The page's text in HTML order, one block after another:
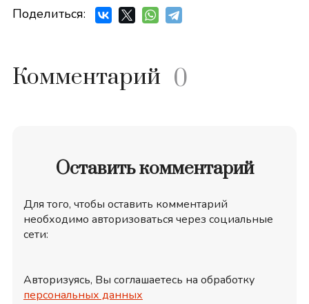
Поделиться:
Комментарий 0
Оставить комментарий
Для того, чтобы оставить комментарий
необходимо авторизоваться через социальные
сети:
Авторизуясь, Вы соглашаетесь на обработку
персональных данных